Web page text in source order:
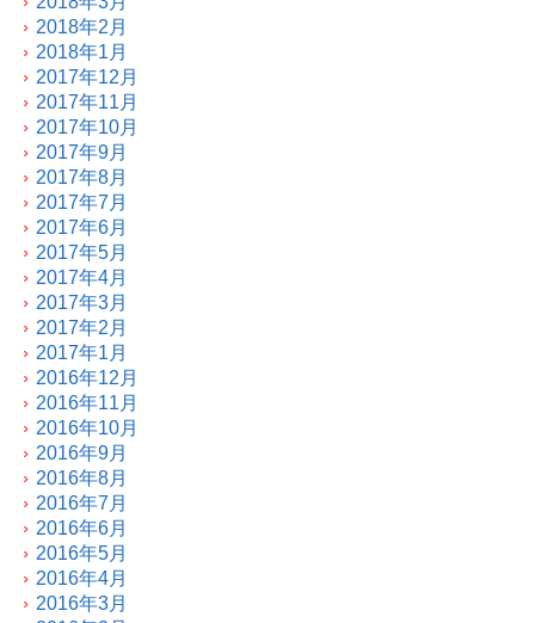
2018年2月
2018年1月
2017年12月
2017年11月
2017年10月
2017年9月
2017年8月
2017年7月
2017年6月
2017年5月
2017年4月
2017年3月
2017年2月
2017年1月
2016年12月
2016年11月
2016年10月
2016年9月
2016年8月
2016年7月
2016年6月
2016年5月
2016年4月
2016年3月